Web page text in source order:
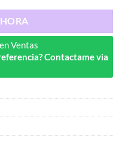
Ventas
Contactame via